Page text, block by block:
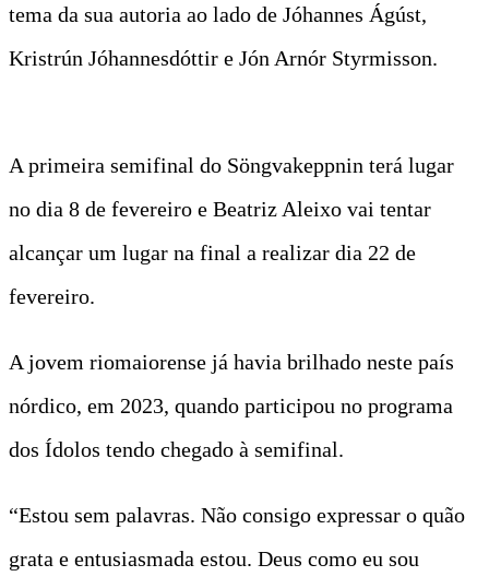
tema da sua autoria ao lado de Jóhannes Ágúst,
Kristrún Jóhannesdóttir e Jón Arnór Styrmisson.
A primeira semifinal do Söngvakeppnin terá lugar
no dia 8 de fevereiro e Beatriz Aleixo vai tentar
alcançar um lugar na final a realizar dia 22 de
fevereiro.
A jovem riomaiorense já havia brilhado neste país
nórdico, em 2023, quando participou no programa
dos Ídolos tendo chegado à semifinal.
“Estou sem palavras. Não consigo expressar o quão
grata e entusiasmada estou. Deus como eu sou